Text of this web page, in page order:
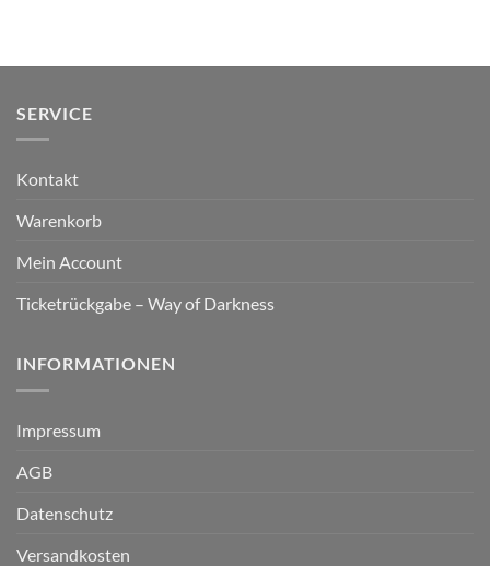
SERVICE
Kontakt
Warenkorb
Mein Account
Ticketrückgabe – Way of Darkness
INFORMATIONEN
Impressum
AGB
Datenschutz
Versandkosten